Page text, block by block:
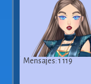
Mensajes: 1 119